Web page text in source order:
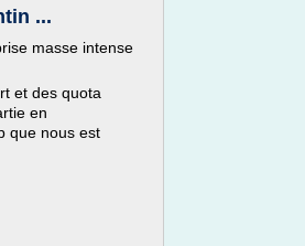
...
masse intense
et des quota
en
que nous est